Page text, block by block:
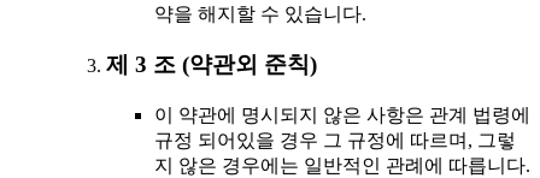
약을 해지할 수 있습니다.
제 3 조 (약관외 준칙)
이 약관에 명시되지 않은 사항은 관계 법령에
규정 되어있을 경우 그 규정에 따르며, 그렇
지 않은 경우에는 일반적인 관례에 따릅니다.